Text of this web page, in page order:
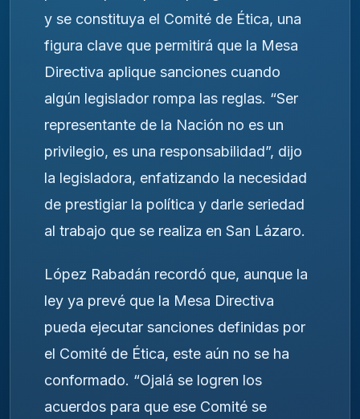
y se constituya el Comité de Ética, una
figura clave que permitirá que la Mesa
Directiva aplique sanciones cuando
algún legislador rompa las reglas. “Ser
representante de la Nación no es un
privilegio, es una responsabilidad”, dijo
la legisladora, enfatizando la necesidad
de prestigiar la política y darle seriedad
al trabajo que se realiza en San Lázaro.
López Rabadán recordó que, aunque la
ley ya prevé que la Mesa Directiva
pueda ejecutar sanciones definidas por
el Comité de Ética, este aún no se ha
conformado. “Ojalá se logren los
acuerdos para que ese Comité se